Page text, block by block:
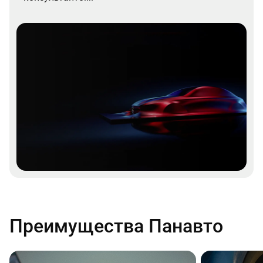
Преимущества Панавто